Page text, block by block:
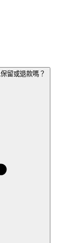
留或退款嗎？